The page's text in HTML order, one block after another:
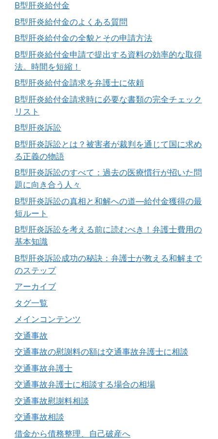
B型肝炎給付金
B型肝炎給付金のよくある質問
B型肝炎給付金の全貌とその申請方法
B型肝炎給付金申請で提出する資料の効率的な取得
法。時間を短縮！
B型肝炎給付金請求を弁護士に依頼
B型肝炎給付金請求時に必要な書類の完全チェック
リスト
B型肝炎訴訟
B型肝炎訴訟とは？被害者が裁判を通じて国に求め
る正義の物語
B型肝炎訴訟のすべて：過去の医療慣行が招いた問
題に向き合う人々
B型肝炎訴訟の真相と和解への道―給付金獲得の最
短ルート
B型肝炎訴訟を考える前に読むべき！弁護士費用の
基本知識
B型肝炎訴訟成功の秘訣：弁護士が教える和解まで
のステップ
アーカイブ
タグ一覧
メインコンテンツ
交通事故
交通事故の慰謝料の額は交通事故弁護士に相談
交通事故弁護士
交通事故弁護士に相談する場合の相場
交通事故慰謝料相談
交通事故相談
借金から債務整理、自己破産へ